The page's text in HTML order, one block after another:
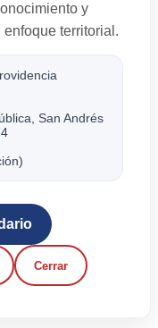
y
territorial.
San Andrés
Cerrar